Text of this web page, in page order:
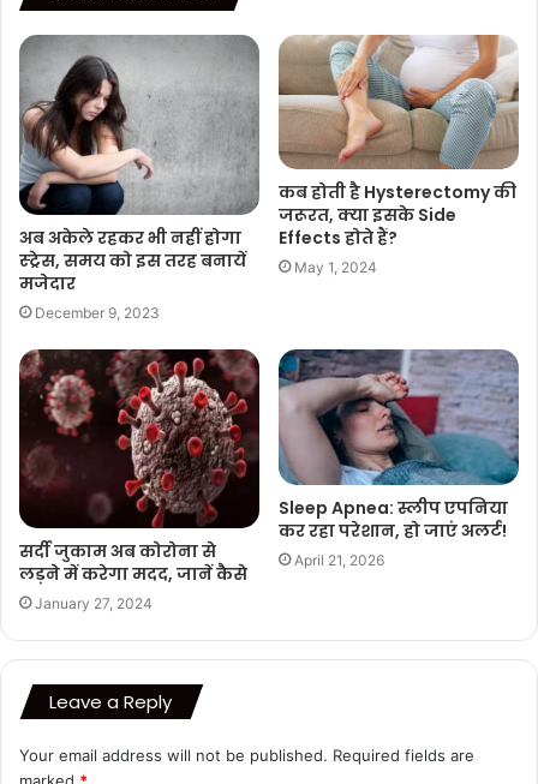
अब अकेले रहकर भी नहीं होगा
स्ट्रेस, समय को इस तरह बनायें
मजेदार
December 9, 2023
कब होती है Hysterectomy की
जरूरत, क्या इसके Side
Effects होते हैं?
May 1, 2024
सर्दी जुकाम अब कोरोना से
लड़ने में करेगा मदद, जानें कैसे
January 27, 2024
Sleep Apnea: स्लीप एपनिया
कर रहा परेशान, हो जाएं अलर्ट!
April 21, 2026
Leave a Reply
Your email address will not be published. Required fields are